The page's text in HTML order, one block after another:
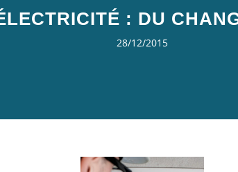
: DU
28/12/2015